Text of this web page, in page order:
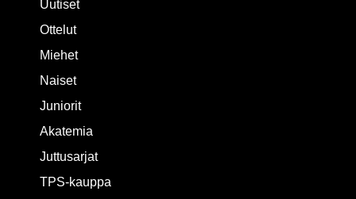
Uutiset
Ottelut
Miehet
Naiset
Juniorit
Akatemia
Juttusarjat
TPS-kauppa